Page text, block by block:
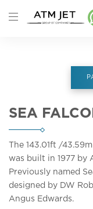
SEA
The 143.01ft /43.59m
was built in 1977 by
Previously named
designed by DW
Angus Edwards.